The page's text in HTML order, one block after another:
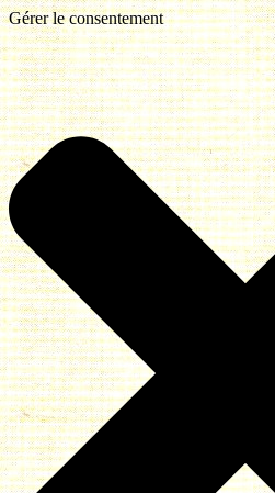
Gérer le consentement